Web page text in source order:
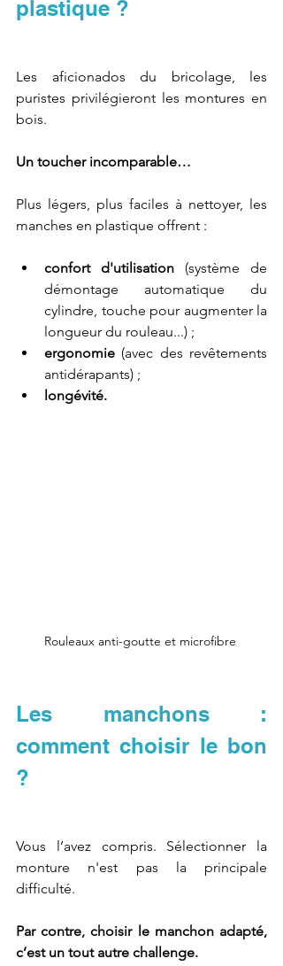
plastique ?
Les aficionados du bricolage, les
puristes privilégieront les montures en
bois.
Un toucher incomparable…
Plus légers, plus faciles à nettoyer, les
manches en plastique offrent :
confort d'utilisation (système de
démontage automatique du
cylindre, touche pour augmenter la
longueur du rouleau...) ;
ergonomie (avec des revêtements
antidérapants) ;
longévité.
Rouleaux anti-goutte et microfibre
Les manchons :
comment choisir le bon
?
Vous l’avez compris. Sélectionner la
monture n'est pas la principale
difficulté.
Par contre, choisir le manchon adapté,
c’est un tout autre challenge.